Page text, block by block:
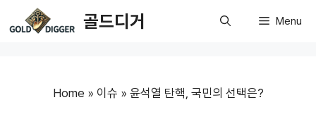
to
골드디거 Menu
Home » 이슈 » 윤석열 탄핵, 국민의 선택은?